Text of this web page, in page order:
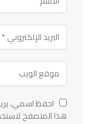
احفظ اسمي،
هذا المتصفح